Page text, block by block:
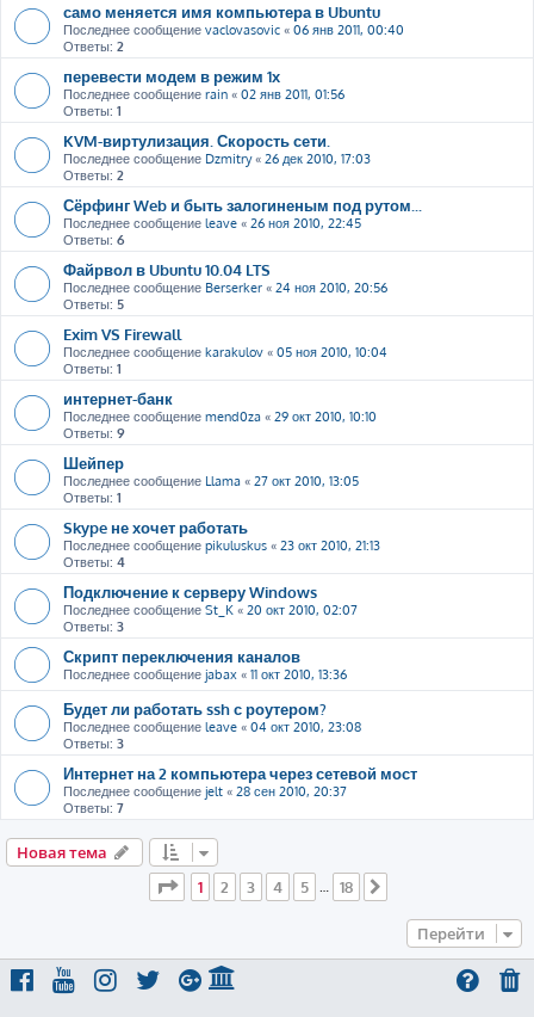
само меняется имя компьютера в Ubuntu
Последнее сообщение vaclovasovic « 06 янв 2011, 00:40
Ответы: 2
перевести модем в режим 1х
Последнее сообщение rain « 02 янв 2011, 01:56
Ответы: 1
KVM-виртулизация. Скорость сети.
Последнее сообщение Dzmitry« 26 дек 2010, 17:03
Ответы: 2
Сёрфинг Web и быть залогиненым под рутом...
Последнее сообщение leave « 26 ноя 2010, 22:45
Ответы: 6
Файрвол в Ubuntu 10.04 LTS
Последнее сообщение Berserker « 24 ноя 2010, 20:56
Ответы: 5
Exim VS Firewall
Последнее сообщение karakulov « 05 ноя 2010, 10:04
Ответы: 1
интернет-банк
Последнее сообщение mend0za « 29 окт 2010, 10:10
Ответы: 9
Шейпер
Последнее сообщение Llama « 27 окт 2010, 13:05
Ответы: 1
Skype не хочет работать
Последнее сообщение pikuluskus « 23 окт 2010, 21:13
Ответы: 4
Подключение к серверу Windows
Последнее сообщение St_K « 20 окт 2010, 02:07
Ответы: 3
Скрипт переключения каналов
Последнее сообщение jabax « 11 окт 2010, 13:36
Будет ли работать ssh с роутером?
Последнее сообщение leave « 04 окт 2010, 23:08
Ответы: 3
Интернет на 2 компьютера через сетевой мост
Последнее сообщение jelt « 28 сен 2010, 20:37
Ответы: 7
Новая тема
Страница
из 18
1 2 3 4 5 … 18
Перейти